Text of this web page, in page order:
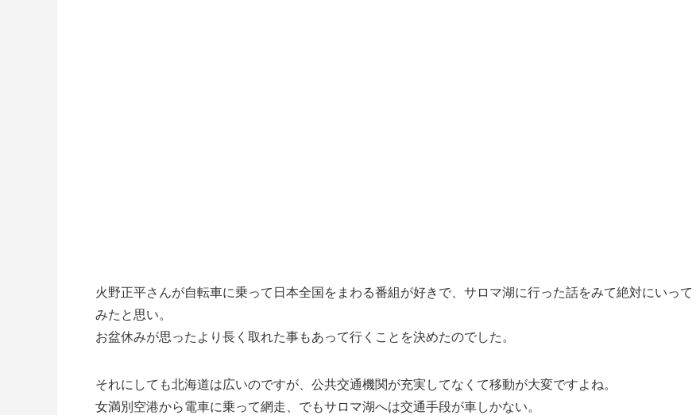
火野正平さんが自転車に乗って日本全国をまわる番組が好きで、サロマ湖に行った話をみて絶対にいって
みたと思い。
お盆休みが思ったより長く取れた事もあって行くことを決めたのでした。
それにしても北海道は広いのですが、公共交通機関が充実してなくて移動が大変ですよね。
女満別空港から電車に乗って網走、でもサロマ湖へは交通手段が車しかない。